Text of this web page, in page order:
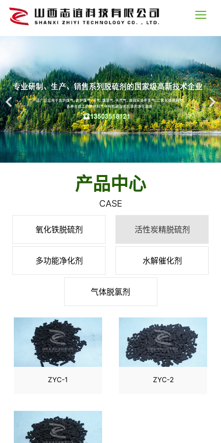
产品中心
CASE
氧化铁脱硫剂 活性炭精脱硫剂
多功能净化剂 水解催化剂
气体脱氯剂
ZYC-1 ZYC-2